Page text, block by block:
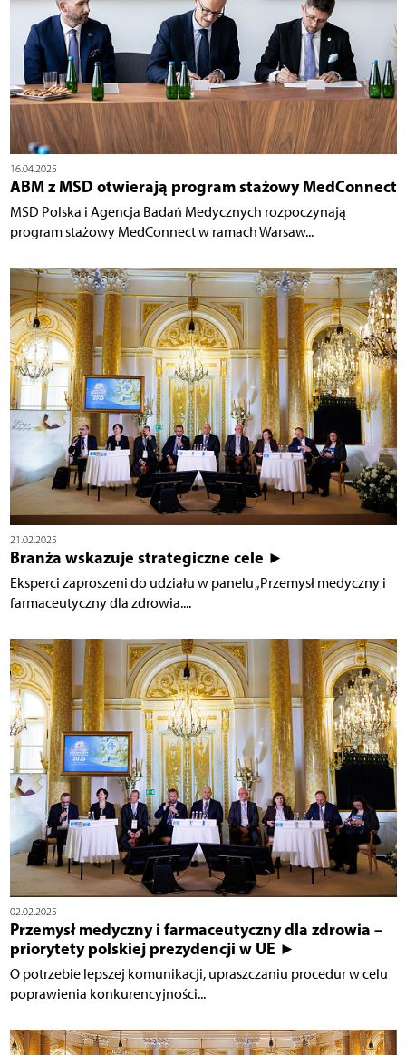
16.04.2025
ABM z MSD otwierają program stażowy MedConnect
MSD Polska i Agencja Badań Medycznych rozpoczynają
program stażowy MedConnect w ramach Warsaw...
21.02.2025
Branża wskazuje strategiczne cele ►
Eksperci zaproszeni do udziału w panelu „Przemysł medyczny i
farmaceutyczny dla zdrowia....
02.02.2025
Przemysł medyczny i farmaceutyczny dla zdrowia –
priorytety polskiej prezydencji w UE ►
O potrzebie lepszej komunikacji, upraszczaniu procedur w celu
poprawienia konkurencyjności...